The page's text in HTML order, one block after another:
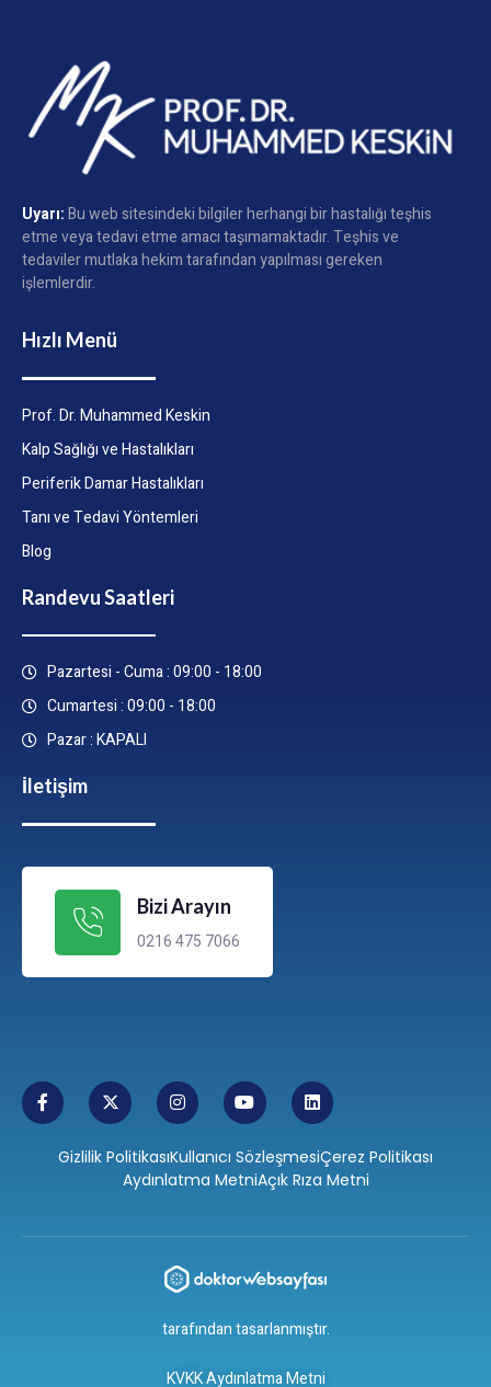
Uyarı:Bu web sitesindeki bilgiler herhangi bir hastalığı teşhis
etme veya tedavi etme amacı taşımamaktadır. Teşhis ve
tedaviler mutlaka hekim tarafından yapılması gereken
işlemlerdir.
Hızlı Menü
Prof. Dr. Muhammed Keskin
Kalp Sağlığı ve Hastalıkları
Periferik Damar Hastalıkları
Tanı ve Tedavi Yöntemleri
Blog
Randevu Saatleri
Pazartesi - Cuma : 09:00 - 18:00
Cumartesi : 09:00 - 18:00
Pazar : KAPALI
İletişim
Bizi Arayın
0216 475 7066
Gizlilik PolitikasıKullanıcı SözleşmesiÇerez Politikası
Aydınlatma MetniAçık Rıza Metni
tarafından tasarlanmıştır.
KVKK Aydınlatma Metni